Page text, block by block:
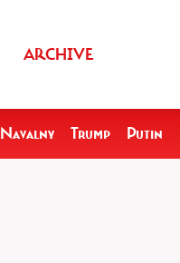
ARCHIVE
Navalny Trump Putin